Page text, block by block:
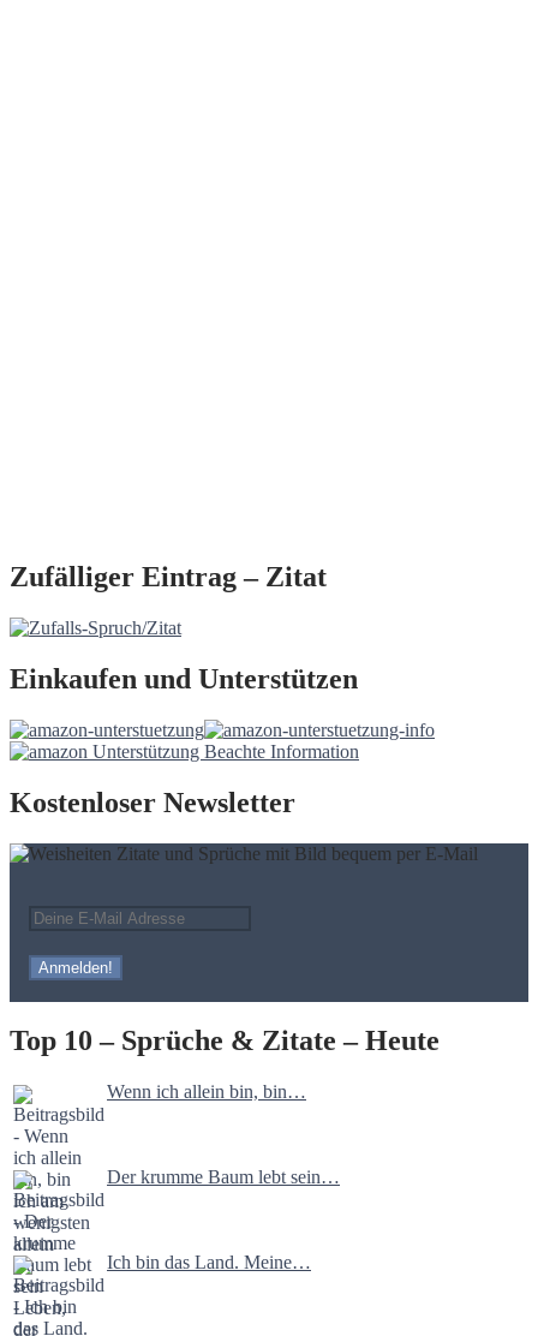
Zufälliger Eintrag – Zitat
Einkaufen und Unterstützen
Kostenloser Newsletter
Top 10 – Sprüche & Zitate – Heute
Wenn ich allein bin, bin…
Der krumme Baum lebt sein…
Ich bin das Land. Meine…